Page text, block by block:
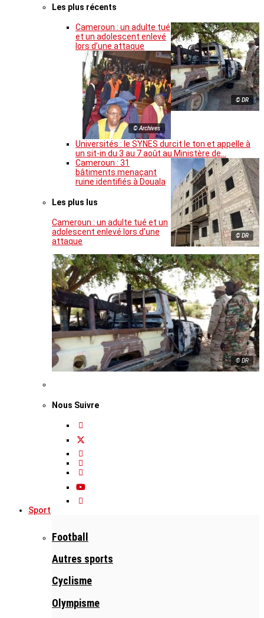
Les plus récents
© DR
Cameroun : un adulte tué
et un adolescent enlevé
lors d’une attaque
© Archives
Universités : le SYNES durcit le ton et appelle à
un sit-in du 3 au 7 août au Ministère de…
© DR
Cameroun : 31
bâtiments menaçant
ruine identifiés à Douala
Les plus lus
Cameroun : un adulte tué et un
adolescent enlevé lors d’une
attaque
© DR
Nous Suivre
Sport
Football
Autres sports
Cyclisme
Olympisme